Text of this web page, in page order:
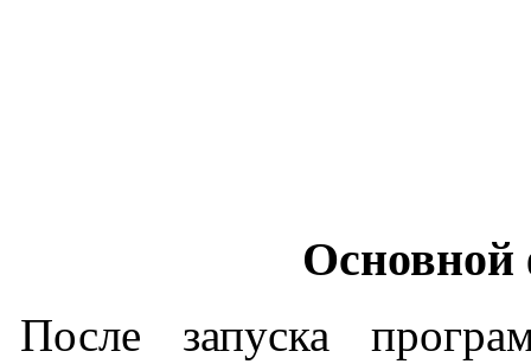
Основной
После запуска